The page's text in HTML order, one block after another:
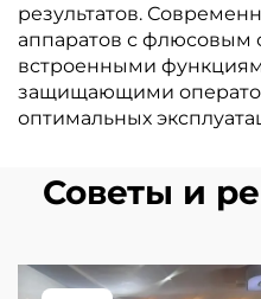
результатов.
аппаратов с
встроенными
защищающими
оптимальных
Советы и